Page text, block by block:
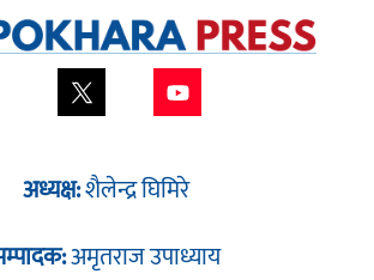
अध्यक्ष:शैलेन्द्र घिमिरे
अमृतराज उपाध्याय